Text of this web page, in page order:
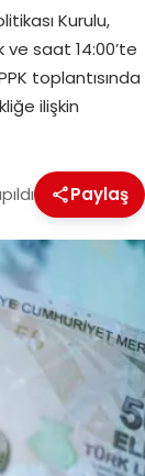
Kurulu,
ve saat 14:00’te
toplantısında
ilişkin
Paylaş